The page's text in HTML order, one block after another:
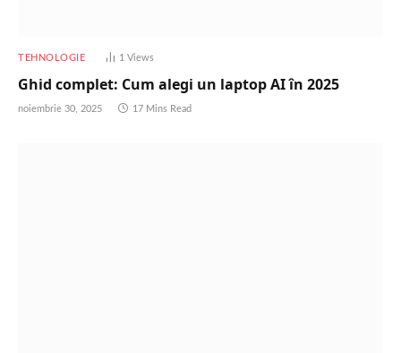
TEHNOLOGIE 1 Views
Ghid complet: Cum alegi un laptop AI în 2025
noiembrie 30, 2025 17 Mins Read